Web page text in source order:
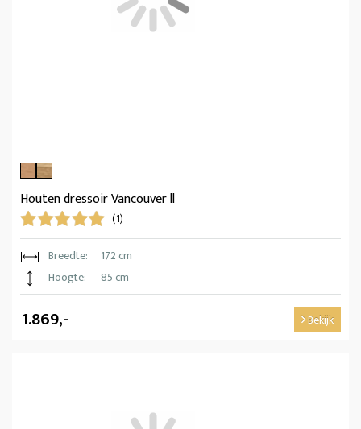
Houten dressoir Vancouver ll
(1)
Breedte:
172 cm
Hoogte:
85 cm
1.869,- Bekijk